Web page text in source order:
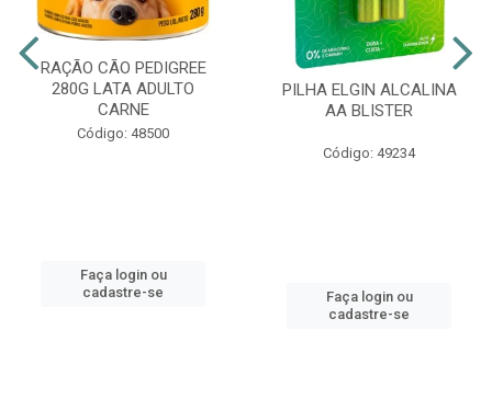
RAÇÃO CÃO PEDIGREE
280G LATA ADULTO
CARNE
Código: 48500
Faça login ou
cadastre-se
PILHA ELGIN ALCALINA
AA BLISTER
Código: 49234
Faça login ou
cadastre-se